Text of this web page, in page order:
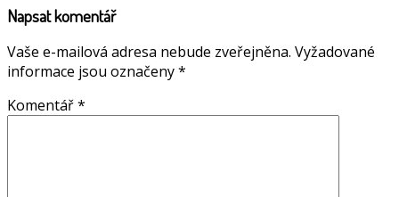
Napsat komentář
Vaše e-mailová adresa nebude zveřejněna. Vyžadované
informace jsou označeny*
Komentář*